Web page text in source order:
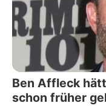
Ben Affleck
schon früher